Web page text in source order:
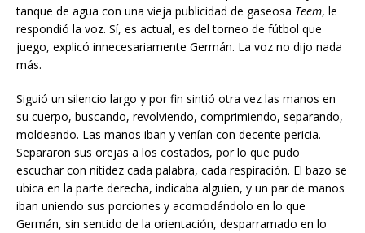
tanque de agua con una vieja publicidad de gaseosa Teem, le
respondió la voz. Sí, es actual, es del torneo de fútbol que
juego, explicó innecesariamente Germán. La voz no dijo nada
más.
Siguió un silencio largo y por fin sintió otra vez las manos en
su cuerpo, buscando, revolviendo, comprimiendo, separando,
moldeando. Las manos iban y venían con decente pericia.
Separaron sus orejas a los costados, por lo que pudo
escuchar con nitidez cada palabra, cada respiración. El bazo se
ubica en la parte derecha, indicaba alguien, y un par de manos
iban uniendo sus porciones y acomodándolo en lo que
Germán, sin sentido de la orientación, desparramado en lo